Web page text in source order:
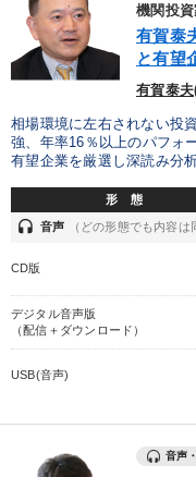
機関投
有賀泰
と有望
有賀泰
相場環境に左右されない投
強、年率16％以上のパフォ
有望企業を厳選し深読み分
形 態
headset 音声 （どの形態でも内容は
CD版
デジタル音声版
（配信＋ダウンロード）
USB(音声)
音声